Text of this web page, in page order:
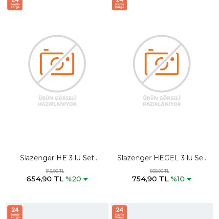
Slazenger HE 3 lü Set
Erkek Antrasit Boxer
819,90 TL
654,90 TL %20
Slazenger HEGEL 3 lü Set
Erkek Karışık Boxer
839,90 TL
754,90 TL %10